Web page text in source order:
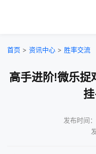
首页 > 资讯中心 > 胜率交流
高手进阶!微乐捉
发布时间